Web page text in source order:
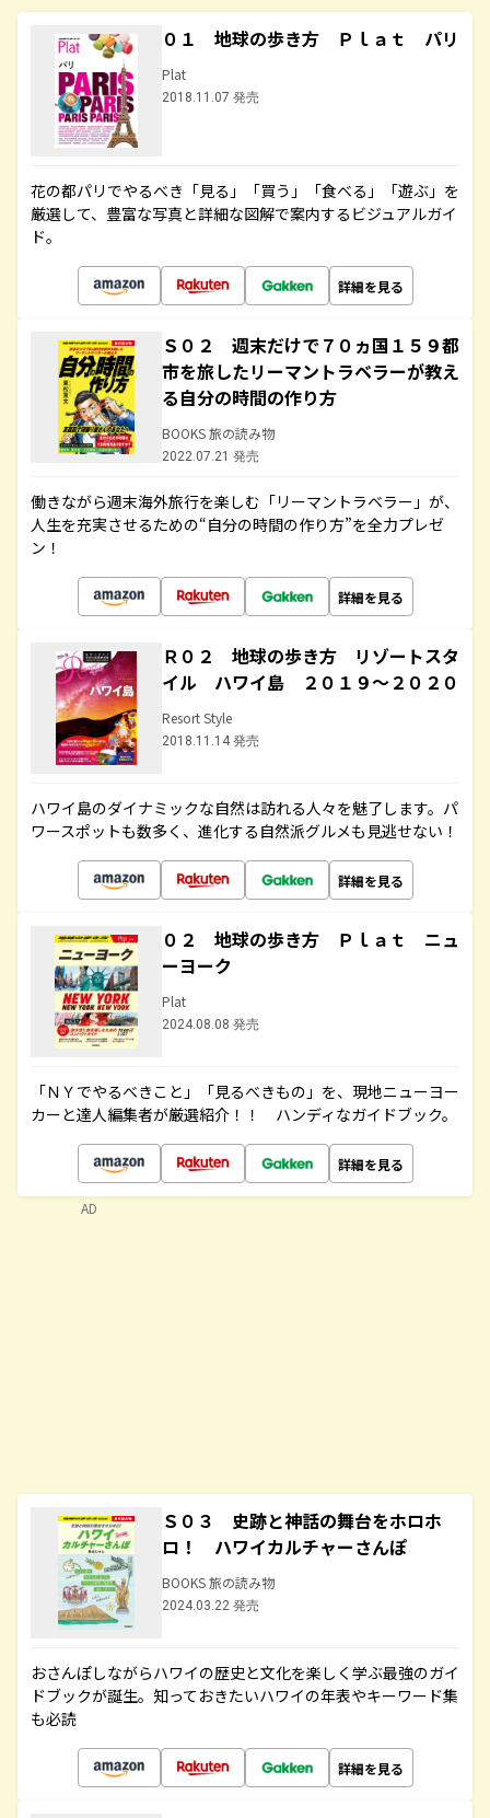
０１ 地球の歩き方 Ｐｌａｔ パリ
Plat
2018.11.07 発売
花の都パリでやるべき「見る」「買う」「食べる」「遊ぶ」を
厳選して、豊富な写真と詳細な図解で案内するビジュアルガイ
ド。
詳細を見る
Ｓ０２ 週末だけで７０ヵ国１５９都
市を旅したリーマントラベラーが教え
る自分の時間の作り方
BOOKS 旅の読み物
2022.07.21 発売
働きながら週末海外旅行を楽しむ「リーマントラベラー」が、
人生を充実させるための“自分の時間の作り方”を全力プレゼ
ン！
詳細を見る
Ｒ０２ 地球の歩き方 リゾートスタ
イル ハワイ島 ２０１９～２０２０
Resort Style
2018.11.14 発売
ハワイ島のダイナミックな自然は訪れる人々を魅了します。パ
ワースポットも数多く、進化する自然派グルメも見逃せない！
詳細を見る
０２ 地球の歩き方 Ｐｌａｔ ニュ
ーヨーク
Plat
2024.08.08 発売
「ＮＹでやるべきこと」「見るべきもの」を、現地ニューヨー
カーと達人編集者が厳選紹介！！ ハンディなガイドブック。
詳細を見る
Ｓ０３ 史跡と神話の舞台をホロホ
ロ！ ハワイカルチャーさんぽ
BOOKS 旅の読み物
2024.03.22 発売
おさんぽしながらハワイの歴史と文化を楽しく学ぶ最強のガイ
ドブックが誕生。知っておきたいハワイの年表やキーワード集
も必読
詳細を見る
AD